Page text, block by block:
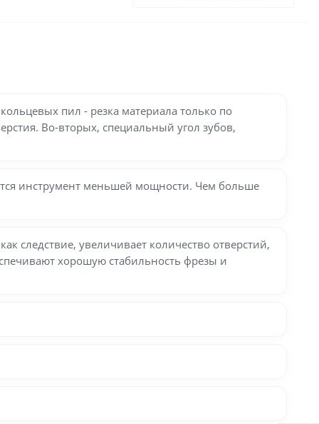
пил - резка материала только по
Во-вторых, специальный угол зубов,
инструмент меньшей мощности. Чем больше
следствие, увеличивает количество отверстий,
хорошую стабильность фрезы и